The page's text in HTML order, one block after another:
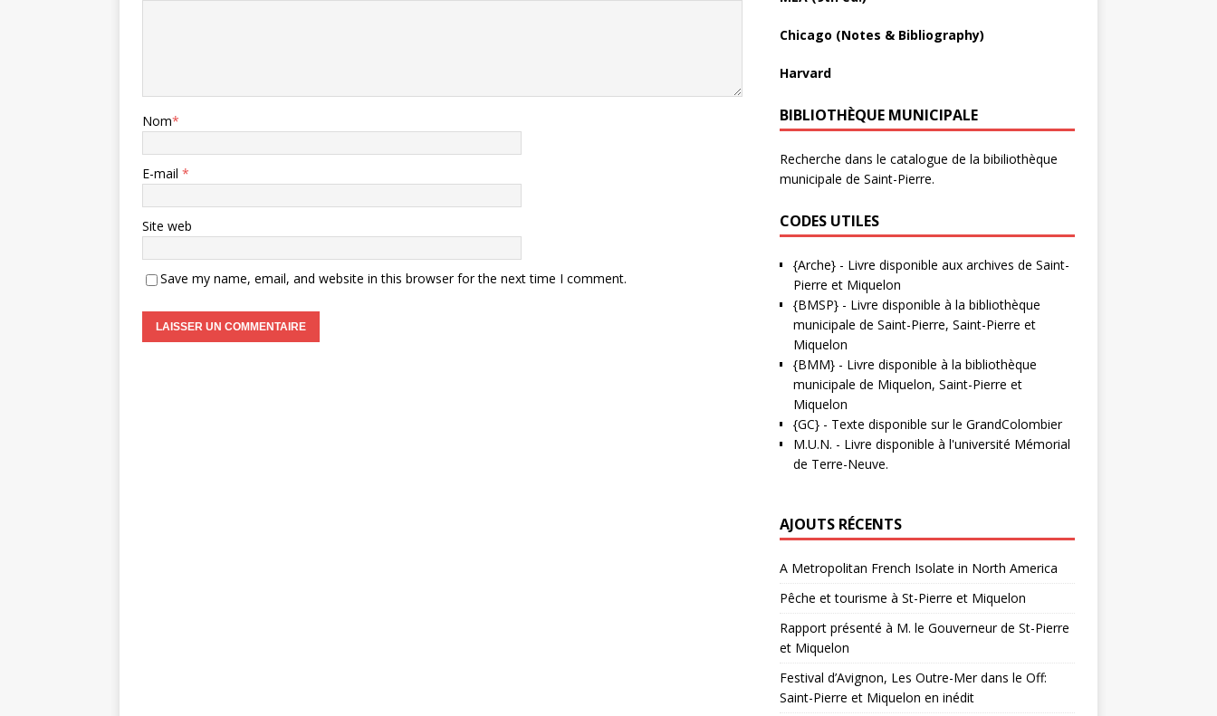
Nom*
E-mail *
Site web
Save my name, email, and website in this browser for the next time I comment.
Chicago (Notes & Bibliography)
Harvard
BIBLIOTHÈQUE MUNICIPALE
Recherche dans le catalogue de la bibiliothèque
municipale de Saint-Pierre.
CODES UTILES
{Arche}- Livre disponible aux archives de Saint-
Pierre et Miquelon
{BMSP}- Livre disponible à la bibliothèque
municipale de Saint-Pierre, Saint-Pierre et
Miquelon
{BMM}- Livre disponible à la bibliothèque
municipale de Miquelon, Saint-Pierre et
Miquelon
{GC}- Texte disponible sur le GrandColombier
M.U.N. - Livre disponible à l'université Mémorial
de Terre-Neuve.
AJOUTS RÉCENTS
A Metropolitan French Isolate in North America
Pêche et tourisme à St-Pierre et Miquelon
Rapport présenté à M. le Gouverneur de St-Pierre
et Miquelon
Festival d’Avignon, Les Outre-Mer dans le Off:
Saint-Pierre et Miquelon en inédit